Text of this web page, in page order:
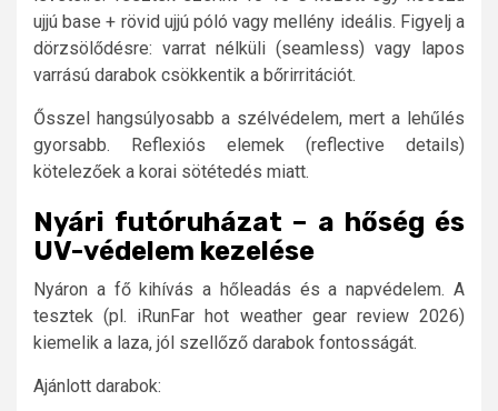
ujjú base + rövid ujjú póló vagy mellény ideális. Figyelj a
dörzsölődésre: varrat nélküli (seamless) vagy lapos
varrású darabok csökkentik a bőrirritációt.
Ősszel hangsúlyosabb a szélvédelem, mert a lehűlés
gyorsabb. Reflexiós elemek (reflective details)
kötelezőek a korai sötétedés miatt.
Nyári futóruházat – a hőség és
UV-védelem kezelése
Nyáron a fő kihívás a hőleadás és a napvédelem. A
tesztek (pl. iRunFar hot weather gear review 2026)
kiemelik a laza, jól szellőző darabok fontosságát.
Ajánlott darabok: